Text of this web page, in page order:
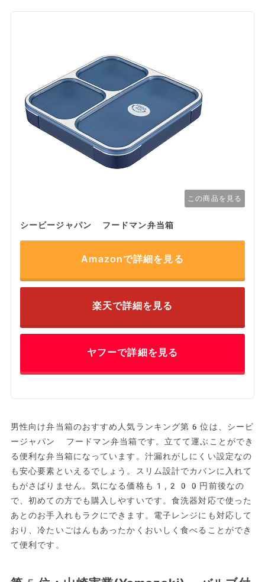
この商品を見る
シービージャパン フードマン弁当箱
Amazonで詳細を見る
楽天で詳細を見る
ヤフーで詳細を見る
男性向け弁当箱のおすすめ人気ランキング第6位は、シービ
ージャパン フードマン弁当箱です。立てて運ぶことができ
る便利な弁当箱になっています。汁漏れがしにくい設定なの
も安心要素といえるでしょう。スリム設計でカバンに入れて
もがさばりません。気になる価格も1,200円前後なの
で、初めての方でも購入しやすいです。食洗器対応で使った
あとのお手入れもラクにできます。電子レンジにも対応して
おり、冷たいごはんもあったかくおいしく食べることができ
て便利です。